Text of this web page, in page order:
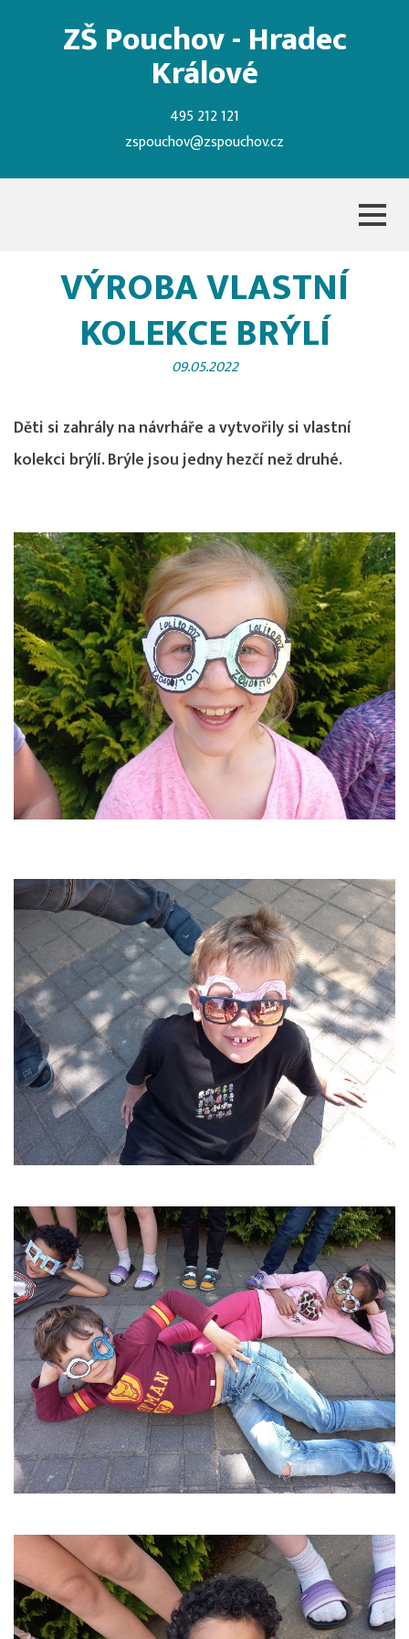
ZŠ Pouchov - Hradec
Králové
495 212 121
zspouchov@zspouchov.cz
VÝROBA VLASTNÍ
KOLEKCE BRÝLÍ
09.05.2022
Děti si zahrály na návrháře a vytvořily si vlastní
kolekci brýlí. Brýle jsou jedny hezčí než druhé.